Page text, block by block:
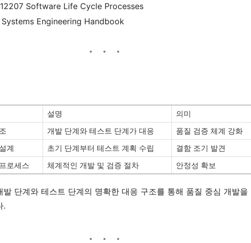
12207 Software Life Cycle Processes
Systems Engineering Handbook
설명
의미
개발 단계와 테스트 단계가 대응
품질 검증 체계 강화
계
초기 단계부터 테스트 계획 수립
결함 조기 발견
로세스
체계적인 개발 및 검증 절차 안정성 확보
단계와 테스트 단계의 명확한 대응 구조를 통해 품질 중심 개발을
.